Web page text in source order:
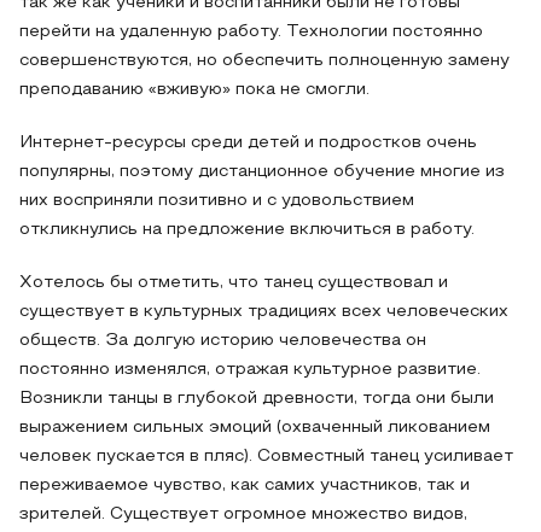
перейти на удаленную работу. Технологии постоянно
совершенствуются, но обеспечить полноценную замену
преподаванию «вживую» пока не смогли.
Интернет-ресурсы среди детей и подростков очень
популярны, поэтому дистанционное обучение многие из
них восприняли позитивно и с удовольствием
откликнулись на предложение включиться в работу.
Хотелось бы отметить, что танец существовал и
существует в культурных традициях всех человеческих
обществ. За долгую историю человечества он
постоянно изменялся, отражая культурное развитие.
Возникли танцы в глубокой древности, тогда они были
выражением сильных эмоций (охваченный ликованием
человек пускается в пляс). Совместный танец усиливает
переживаемое чувство, как самих участников, так и
зрителей. Существует огромное множество видов,